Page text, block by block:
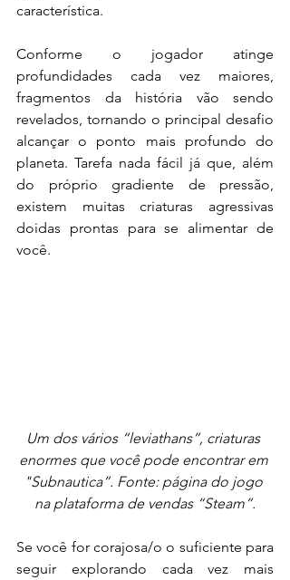
característica.
Conforme o jogador atinge
profundidades cada vez maiores,
fragmentos da história vão sendo
revelados, tornando o principal desafio
alcançar o ponto mais profundo do
planeta. Tarefa nada fácil já que, além
do próprio gradiente de pressão,
existem muitas criaturas agressivas
doidas prontas para se alimentar de
você.
Um dos vários “leviathans”, criaturas
enormes que você pode encontrar em
"Subnautica”. Fonte: página do jogo
na plataforma de vendas “Steam”.
Se você for corajosa/o o suficiente para
seguir explorando cada vez mais